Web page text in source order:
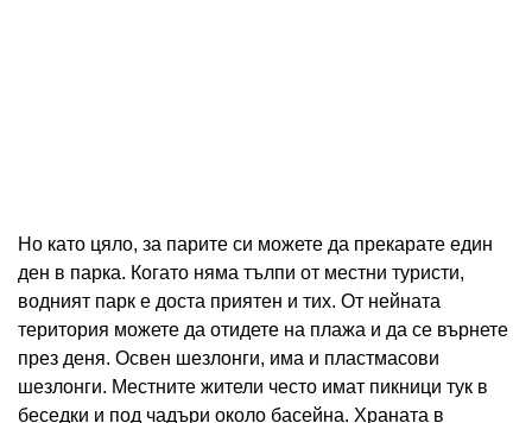
Но като цяло, за парите си можете да прекарате един
ден в парка. Когато няма тълпи от местни туристи,
водният парк е доста приятен и тих. От нейната
територия можете да отидете на плажа и да се върнете
през деня. Освен шезлонги, има и пластмасови
шезлонги. Местните жители често имат пикници тук в
беседки и под чадъри около басейна. Храната в